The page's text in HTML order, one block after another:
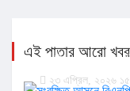
এই পাতার আরো খবর
সংরক্ষিত আসনে
২৩ এপ্রিল, ২০২৬